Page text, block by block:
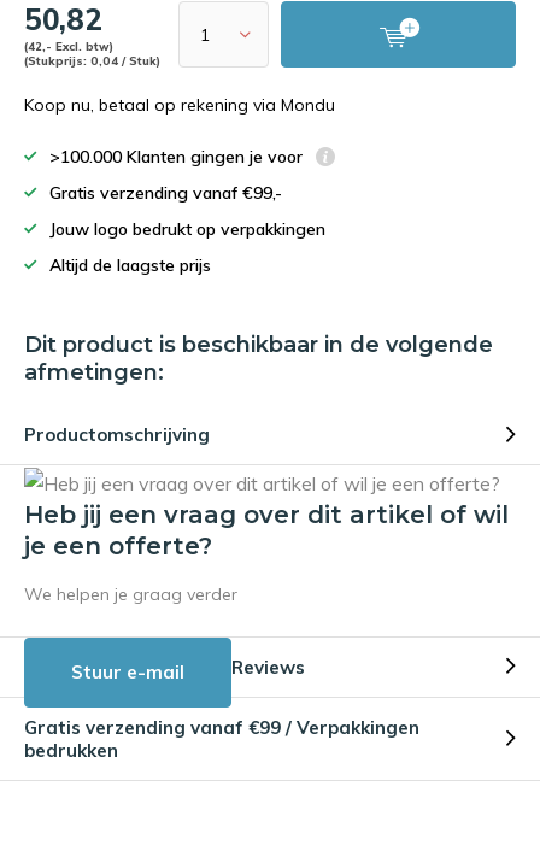
50,82
(42,- Excl. btw)
(Stukprijs: 0,04 / Stuk)
Koop nu, betaal op rekening via Mondu
>100.000 Klanten gingen je voor
Gratis verzending vanaf €99,-
Jouw logo bedrukt op verpakkingen
Altijd de laagste prijs
Dit product is beschikbaar in de volgende
afmetingen:
Productomschrijving
Heb jij een vraag over dit artikel of wil
je een offerte?
We helpen je graag verder
Stuur e-mail Reviews
Gratis verzending vanaf €99 / Verpakkingen
bedrukken